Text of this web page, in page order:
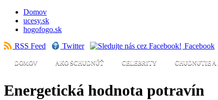
Domov
ucesy.sk
hogofogo.sk
RSS Feed
Twitter Facebook
DOMOV AKO SCHUDNÚŤ CELEBRITY CHUDNUTIE A
Energetická hodnota potravín